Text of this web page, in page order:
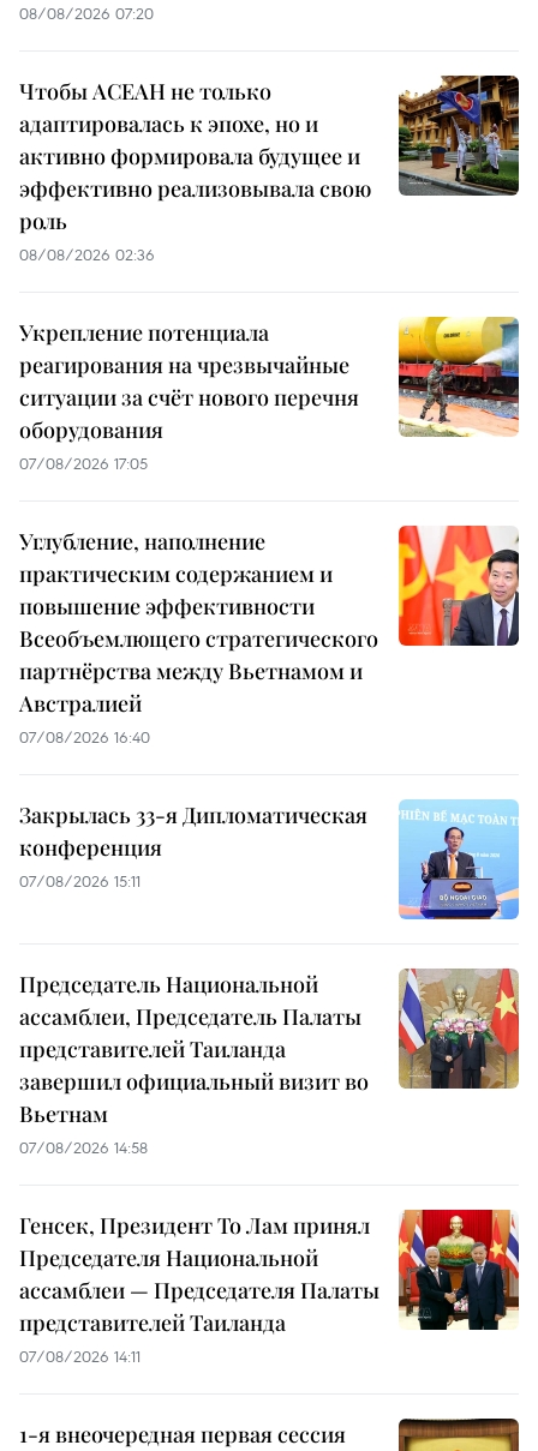
08/08/2026 07:20
Чтобы АСЕАН не только
адаптировалась к эпохе, но и
активно формировала будущее и
эффективно реализовывала свою
роль
08/08/2026 02:36
Укрепление потенциала
реагирования на чрезвычайные
ситуации за счёт нового перечня
оборудования
07/08/2026 17:05
Углубление, наполнение
практическим содержанием и
повышение эффективности
Всеобъемлющего стратегического
партнёрства между Вьетнамом и
Австралией
07/08/2026 16:40
Закрылась 33-я Дипломатическая
конференция
07/08/2026 15:11
Председатель Национальной
ассамблеи, Председатель Палаты
представителей Таиланда
завершил официальный визит во
Вьетнам
07/08/2026 14:58
Генсек, Президент То Лам принял
Председателя Национальной
ассамблеи — Председателя Палаты
представителей Таиланда
07/08/2026 14:11
1-я внеочередная первая сессия